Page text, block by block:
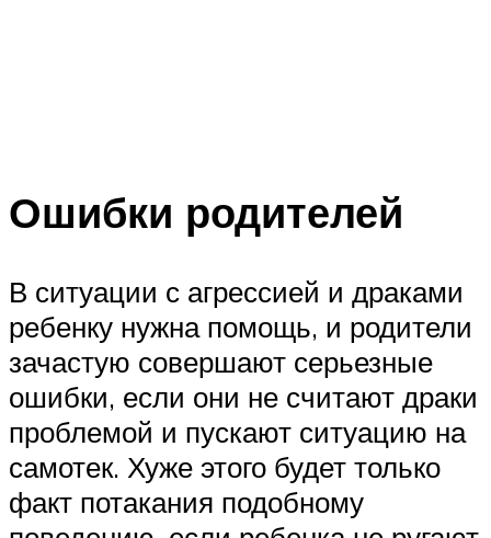
Ошибки родителей
В ситуации с агрессией и драками
ребенку нужна помощь, и родители
зачастую совершают серьезные
ошибки, если они не считают драки
проблемой и пускают ситуацию на
самотек. Хуже этого будет только
факт потакания подобному